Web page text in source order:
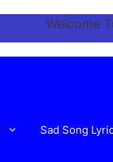
Welcome To
Sad Song